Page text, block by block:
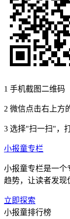
1 手机截图二维码
2 微信点击右上方
3 选择"扫一扫"，
小报童专栏
小报童专栏是一个
趋势，让读者发现
立即探索
小报童排行榜